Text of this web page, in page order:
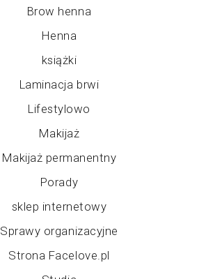
Brow henna
Henna
książki
Laminacja brwi
Lifestylowo
Makijaż
Makijaż permanentny
Porady
sklep internetowy
Sprawy organizacyjne
Strona Facelove.pl